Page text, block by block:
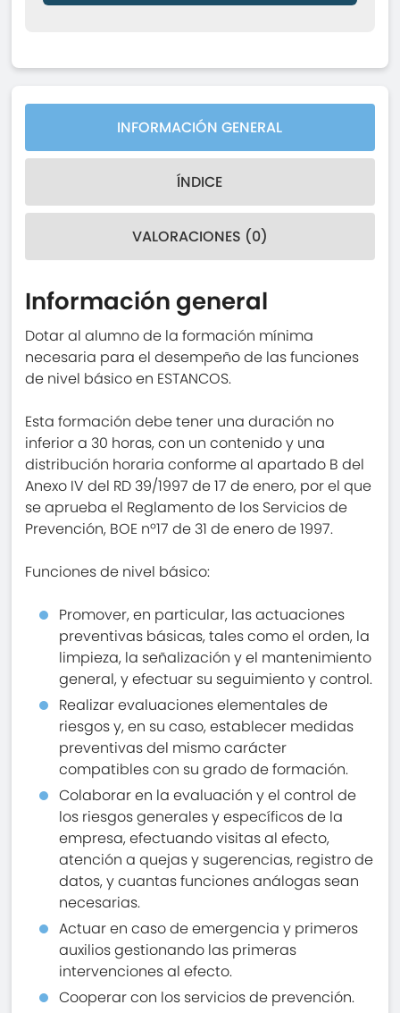
INFORMACIÓN GENERAL
ÍNDICE
VALORACIONES (0)
Información general
Dotar al alumno de la formación mínima
necesaria para el desempeño de las funciones
de nivel básico en ESTANCOS.
Esta formación debe tener una duración no
inferior a 30 horas, con un contenido y una
distribución horaria conforme al apartado B del
Anexo IV del RD 39/1997 de 17 de enero, por el que
se aprueba el Reglamento de los Servicios de
Prevención, BOE nº17 de 31 de enero de 1997.
Funciones de nivel básico:
Promover, en particular, las actuaciones
preventivas básicas, tales como el orden, la
limpieza, la señalización y el mantenimiento
general, y efectuar su seguimiento y control.
Realizar evaluaciones elementales de
riesgos y, en su caso, establecer medidas
preventivas del mismo carácter
compatibles con su grado de formación.
Colaborar en la evaluación y el control de
los riesgos generales y específicos de la
empresa, efectuando visitas al efecto,
atención a quejas y sugerencias, registro de
datos, y cuantas funciones análogas sean
necesarias.
Actuar en caso de emergencia y primeros
auxilios gestionando las primeras
intervenciones al efecto.
Cooperar con los servicios de prevención.